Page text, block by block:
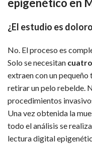
epigenético en
¿El estudio es
No. El proceso es
Solo se necesitan
extraen con un
retirar un pelo rebelde.
procedimientos
Una vez obtenida la
todo el análisis se
lectura digital